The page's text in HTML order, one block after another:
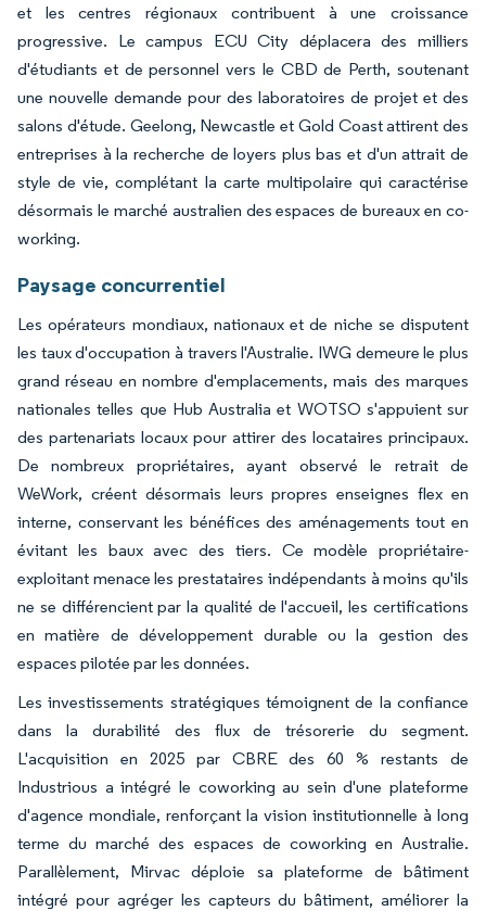
et les centres régionaux contribuent à une croissance
progressive. Le campus ECU City déplacera des milliers
d'étudiants et de personnel vers le CBD de Perth, soutenant
une nouvelle demande pour des laboratoires de projet et des
salons d'étude. Geelong, Newcastle et Gold Coast attirent des
entreprises à la recherche de loyers plus bas et d'un attrait de
style de vie, complétant la carte multipolaire qui caractérise
désormais le marché australien des espaces de bureaux en co-
working.
Paysage concurrentiel
Les opérateurs mondiaux, nationaux et de niche se disputent
les taux d'occupation à travers l'Australie. IWG demeure le plus
grand réseau en nombre d'emplacements, mais des marques
nationales telles que Hub Australia et WOTSO s'appuient sur
des partenariats locaux pour attirer des locataires principaux.
De nombreux propriétaires, ayant observé le retrait de
WeWork, créent désormais leurs propres enseignes flex en
interne, conservant les bénéfices des aménagements tout en
évitant les baux avec des tiers. Ce modèle propriétaire-
exploitant menace les prestataires indépendants à moins qu'ils
ne se différencient par la qualité de l'accueil, les certifications
en matière de développement durable ou la gestion des
espaces pilotée par les données.
Les investissements stratégiques témoignent de la confiance
dans la durabilité des flux de trésorerie du segment.
L'acquisition en 2025 par CBRE des 60 % restants de
Industrious a intégré le coworking au sein d'une plateforme
d'agence mondiale, renforçant la vision institutionnelle à long
terme du marché des espaces de coworking en Australie.
Parallèlement, Mirvac déploie sa plateforme de bâtiment
intégré pour agréger les capteurs du bâtiment, améliorer la